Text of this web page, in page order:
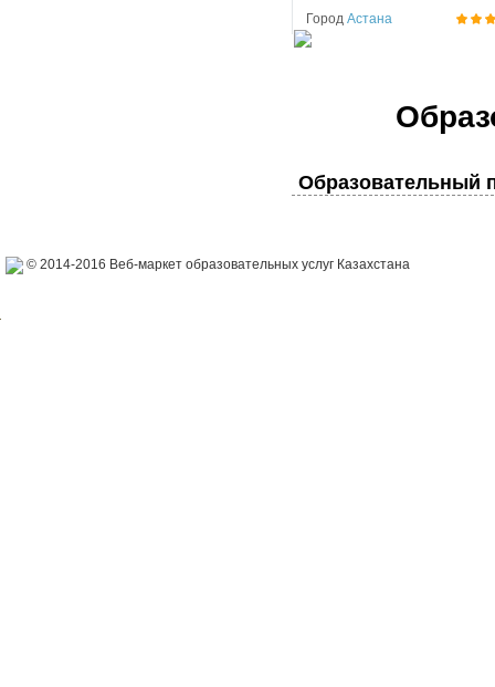
Город Астана
Образовательный
© 2014-2016 Веб-маркет образовательных услуг Казахстана